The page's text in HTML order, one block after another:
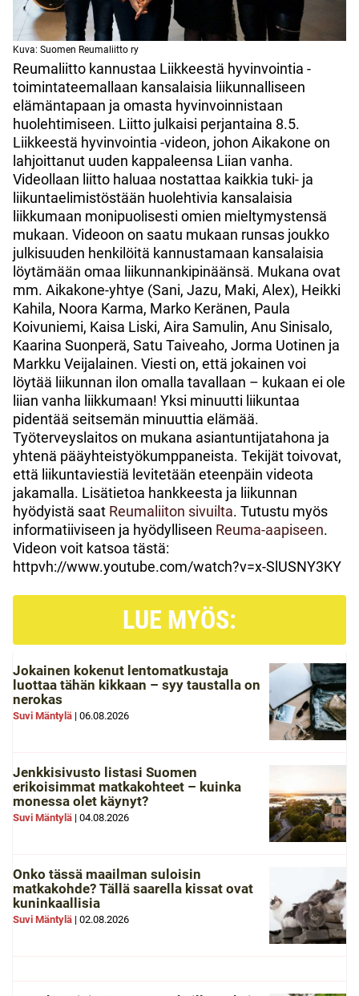
Kuva: Suomen Reumaliitto ry
Reumaliitto kannustaa Liikkeestä hyvinvointia -
toimintateemallaan kansalaisia liikunnalliseen
elämäntapaan ja omasta hyvinvoinnistaan
huolehtimiseen. Liitto julkaisi perjantaina 8.5.
Liikkeestä hyvinvointia -videon, johon Aikakone on
lahjoittanut uuden kappaleensa Liian vanha.
Videollaan liitto haluaa nostattaa kaikkia tuki- ja
liikuntaelimistöstään huolehtivia kansalaisia
liikkumaan monipuolisesti omien mieltymystensä
mukaan. Videoon on saatu mukaan runsas joukko
julkisuuden henkilöitä kannustamaan kansalaisia
löytämään omaa liikunnankipinäänsä. Mukana ovat
mm. Aikakone-yhtye (Sani, Jazu, Maki, Alex), Heikki
Kahila, Noora Karma, Marko Keränen, Paula
Koivuniemi, Kaisa Liski, Aira Samulin, Anu Sinisalo,
Kaarina Suonperä, Satu Taiveaho, Jorma Uotinen ja
Markku Veijalainen. Viesti on, että jokainen voi
löytää liikunnan ilon omalla tavallaan – kukaan ei ole
liian vanha liikkumaan! Yksi minuutti liikuntaa
pidentää seitsemän minuuttia elämää.
Työterveyslaitos on mukana asiantuntijatahona ja
yhtenä pääyhteistyökumppaneista. Tekijät toivovat,
että liikuntaviestiä levitetään eteenpäin videota
jakamalla. Lisätietoa hankkeesta ja liikunnan
hyödyistä saat Reumaliiton sivuilta. Tutustu myös
informatiiviseen ja hyödylliseen Reuma-aapiseen.
Videon voit katsoa tästä:
httpvh://www.youtube.com/watch?v=x-SlUSNY3KY
LUE MYÖS:
Jokainen kokenut lentomatkustaja
luottaa tähän kikkaan – syy taustalla on
nerokas
Suvi Mäntylä | 06.08.2026
Jenkkisivusto listasi Suomen
erikoisimmat matkakohteet – kuinka
monessa olet käynyt?
Suvi Mäntylä | 04.08.2026
Onko tässä maailman suloisin
matkakohde? Tällä saarella kissat ovat
kuninkaallisia
Suvi Mäntylä | 02.08.2026